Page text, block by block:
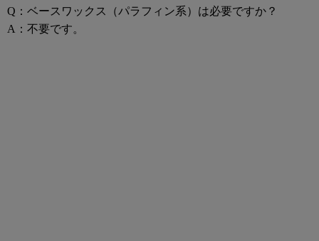
Q：ベースワックス（パラフィン系）は必要ですか？
A：不要です。